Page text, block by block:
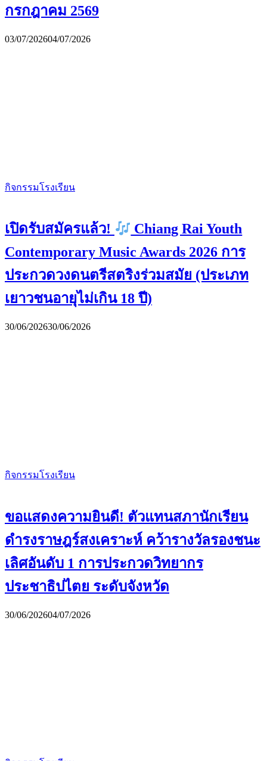
กรกฎาคม 2569
03/07/202604/07/2026
กิจกรรมโรงเรียน
เปิดรับสมัครแล้ว!
Chiang Rai Youth
Contemporary Music Awards 2026 การ
ประกวดวงดนตรีสตริงร่วมสมัย (ประเภท
เยาวชนอายุไม่เกิน 18 ปี)
30/06/202630/06/2026
กิจกรรมโรงเรียน
ขอแสดงความยินดี! ตัวแทนสภานักเรียน
ดำรงราษฎร์สงเคราะห์ คว้ารางวัลรองชนะ
เลิศอันดับ 1 การประกวดวิทยากร
ประชาธิปไตย ระดับจังหวัด
30/06/202604/07/2026